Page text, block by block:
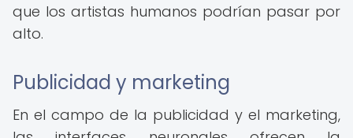
que los artistas humanos podrían pasar por
alto.
Publicidad y marketing
En el campo de la publicidad y el marketing,